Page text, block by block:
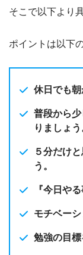
そこで以下より
ポイントは以下
休日でも朝
普段から
りましょう
５分だけ
う。
『今日や
モチベーシ
勉強の目標